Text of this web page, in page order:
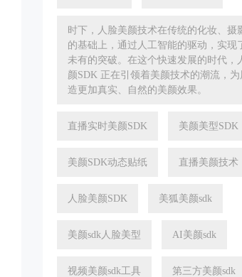
时下，人脸美颜技术在传统的化妆、摄
的基础上，通过人工智能的驱动，实现
未有的突破。在这个快速发展的时代，
颜SDK 正在引领着美颜技术的潮流，为
造更加真实、自然的美颜效果。
直播实时美颜SDK 美颜美型SDK
美颜SDK动态贴纸 直播美颜技术
人脸美颜SDK 美狐美颜sdk
美颜sdk人脸美型 AI美颜sdk
视频美颜sdk工具 第三方美颜sdk